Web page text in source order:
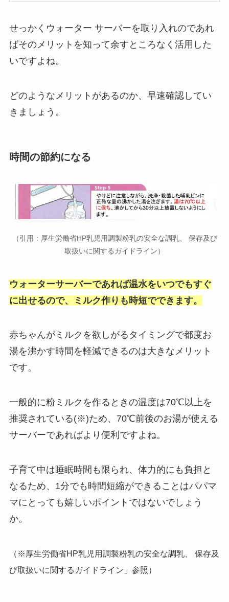
せっかくウォーター サーバーを取り入れのであれ
ばそのメリットを知って余すところなく活用した
いですよね。
どのようなメリットがあるのか、早速確認してい
きましょう。
時間の節約になる
（引用：厚生労働省HP乳児用調製粉乳の安全な調乳、 保存及び
取扱いに関するガイドライン）
ウォーターサーバーであれば温水をいつでもすぐ
に出せるので、ミルク作りも時短でできます。
赤ちゃんがミルクを欲しがるタイミングで都度お
湯を沸かす時間を軽減できるのは大きなメリット
です。
一般的に粉ミルクを作るときの温度は70℃以上を
推奨されている(※)ため、70℃前後のお湯が使える
サーバーであればより便利ですよね。
子育て中は睡眠時間も限られ、体力的にも負担と
なるため、1分でも時間短縮ができることはパパマ
マにとっても嬉しいポイントではないでしょう
か。
（※厚生労働省HP乳児用調製粉乳の安全な調乳、 保存及
び取扱いに関するガイドライン」参照）